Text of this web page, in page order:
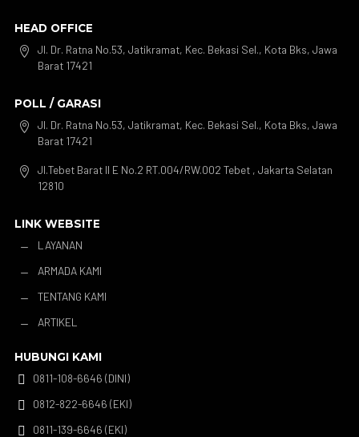
HEAD OFFICE

Jl. Dr. Ratna No.53, Jatikramat, Kec. Bekasi Sel., Kota Bks, Jawa
Barat 17421
POLL / GARASI

Jl. Dr. Ratna No.53, Jatikramat, Kec. Bekasi Sel., Kota Bks, Jawa
Barat 17421

Jl.Tebet Barat II E No.2 RT.004/RW.002 Tebet , Jakarta Selatan
12810
LINK WEBSITE
K
LAYANAN
K ARMADA KAMI
K TENTANG KAMI
K ARTIKEL
HUBUNGI KAMI

0811-108-6646 (DINI)

0812-822-6646 (EKI)

0811-139-6646 (EKI)